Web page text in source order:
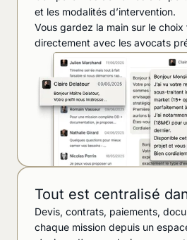
et les modalités d’intervention.
Vous gardez la main sur le
directement avec les avocats
Tout est centralisé
Devis, contrats, paiements,
chaque mission depuis un